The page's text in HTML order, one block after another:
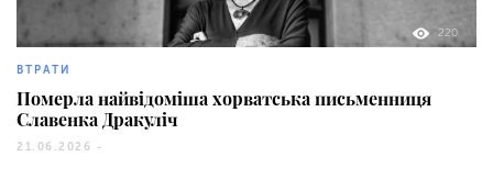
220
ВТРАТИ
Померла найвідоміша хорватська письменниця
Славенка Дракуліч
21.06.2026 -